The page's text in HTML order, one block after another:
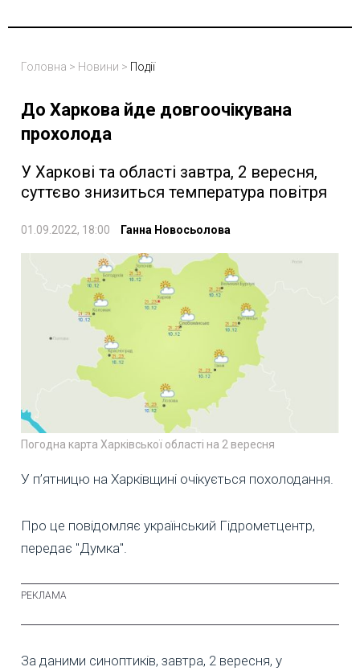
Головна > Новини > Події
До Харкова йде довгоочікувана
прохолода
У Харкові та області завтра, 2 вересня,
суттєво знизиться температура повітря
01.09.2022, 18:00 Ганна Новосьолова
Погодна карта Харківської області на 2 вересня
У п’ятницю на Харківщині очікується похолодання.
Про це повідомляє український Гідрометцентр,
передає "Думка".
За даними синоптиків, завтра, 2 вересня, у